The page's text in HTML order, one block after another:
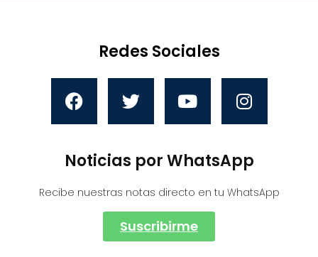
Redes Sociales
Noticias por WhatsApp
Recibe nuestras notas directo en tu WhatsApp
Suscribirme